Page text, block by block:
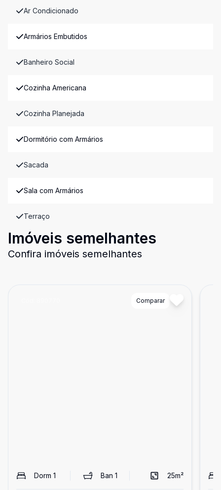
Ar Condicionado
Armários Embutidos
Banheiro Social
Cozinha Americana
Cozinha Planejada
Dormitório com Armários
Sacada
Sala com Armários
Terraço
Imóveis semelhantes
Confira imóveis semelhantes
Comparar
Dorm 1 Ban 1 25m²